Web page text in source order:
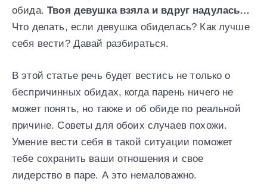
обида.Твоя девушка взяла и вдруг надулась…
Что делать, если девушка обиделась? Как лучше
себя вести? Давай разбираться.
В этой статье речь будет вестись не только о
беспричинных обидах, когда парень ничего не
может понять, но также и об обиде по реальной
причине. Советы для обоих случаев похожи.
Умение вести себя в такой ситуации поможет
тебе сохранить ваши отношения и свое
лидерство в паре. А это немаловажно.